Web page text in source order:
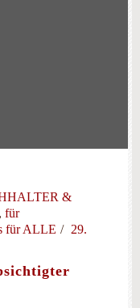
&
, für
für ALLE
29.